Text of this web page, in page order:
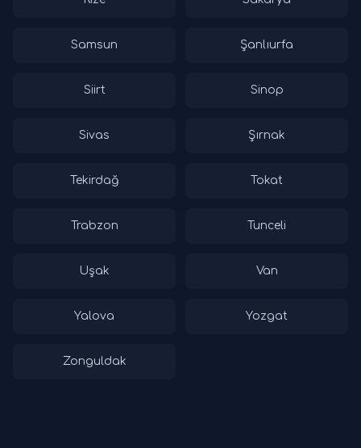
Samsun Şanlıurfa
Siirt Sinop
Sivas Şırnak
Tekirdağ Tokat
Trabzon Tunceli
Uşak Van
Yalova Yozgat
Zonguldak